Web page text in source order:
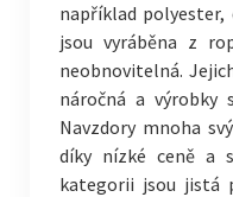
například
jsou vyráběna z
neobnovitelná.
náročná a výrobky
Navzdory mnoha
díky nízké ceně a
kategorii jsou jistá